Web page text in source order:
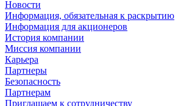
Новости
Информация, обязательная к раскрытию
Информация для акционеров
История компании
Миссия компании
Карьера
Партнеры
Безопасность
Партнерам
Приглашаем к сотрудничеству